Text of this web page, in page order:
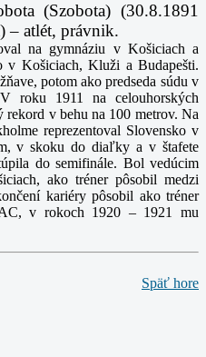
(Szobota) (30.8.1891
– atlét, právnik.
na gymnáziu v Košiciach a
v Košiciach, Kluži a Budapešti.
potom ako predseda súdu v
roku 1911 na celouhorských
v behu na 100 metrov. Na
reprezentoval Slovensko v
v skoku do diaľky a v štafete
do semifinále. Bol vedúcim
ako tréner pôsobil medzi
kariéry pôsobil ako tréner
v rokoch 1920 – 1921 mu
Späť hore